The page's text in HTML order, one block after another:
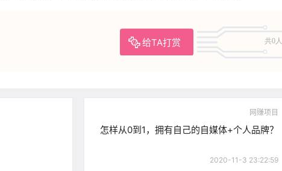
给TA打赏 共0人
网赚项目
怎样从0到1，拥有自己的自媒体+个人品牌？
2020-11-3 23:22:59